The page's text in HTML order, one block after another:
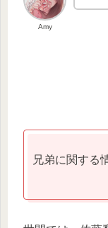
Amy
兄弟に関する